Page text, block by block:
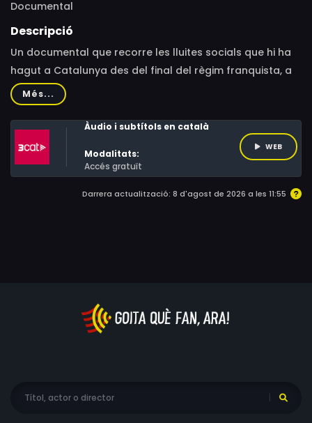
Documental
Descripció
Un documental que recorre les lluites socials que hi ha
hagut a Catalunya des del final del règim franquista, a
través de les històries de cinc protagonistes que han
viscut les lluites veïnals, la lluita per la identitat
catalana, la lluita per la pau i l'esclat social. Un viatge al
passat i al present de la mobilització ciutadana.
Més...
Àudio i subtítols en català
Modalitats:
Accés gratuït
WEB
Darrera actualització: 8 d'agost de 2026 a les 11:55